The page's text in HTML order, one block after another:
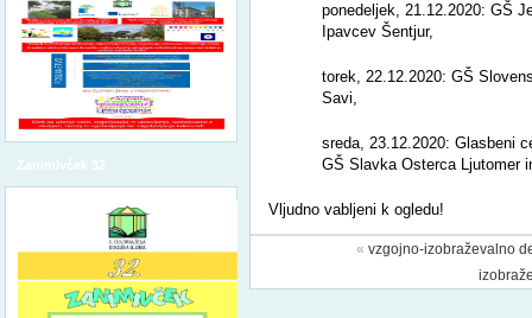
Zanimivček 32
ponedeljek, 21.12.2020: GŠ
Ipavcev Šentjur,
torek, 22.12.2020: GŠ
Savi,
sreda, 23.12.2020: Glasbeni
GŠ Slavka Osterca Ljutomer
Vljudno vabljeni k ogledu!
« vzgojno-izobraževalno